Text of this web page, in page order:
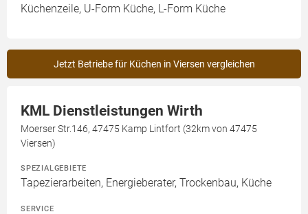
Küchenzeile, U-Form Küche, L-Form Küche
Jetzt Betriebe für Küchen in Viersen vergleichen
KML Dienstleistungen Wirth
Moerser Str.146, 47475 Kamp Lintfort (32km von 47475
Viersen)
SPEZIALGEBIETE
Tapezierarbeiten, Energieberater, Trockenbau, Küche
SERVICE